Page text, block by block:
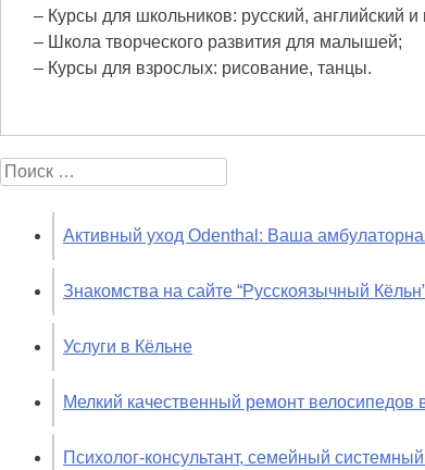
– Курсы для школьников: русский, английский
– Школа творческого развития для малышей;
– Курсы для взрослых: рисование, танцы.
Search for:
Активный уход Odenthal: Ваша
Знакомства на сайте “Русскоязычный
Услуги в Кёльне
Мелкий качественный ремонт велосипедов
Психолог-консультант, семейный